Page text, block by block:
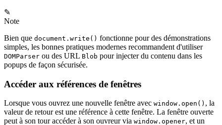
✎
Note
Bien que document.write() fonctionne pour des démonstrations
simples, les bonnes pratiques modernes recommandent d'utiliser
DOMParser ou des URL Blob pour injecter du contenu dans les
popups de façon sécurisée.
Accéder aux références de fenêtres
Lorsque vous ouvrez une nouvelle fenêtre avec window.open() , la
valeur de retour est une référence à cette fenêtre. La fenêtre ouverte
peut à son tour accéder à son ouvreur via window.opener, et un